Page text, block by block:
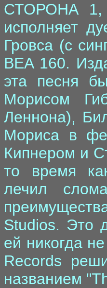
СТОРОНА 1,
исполняет
Гровса (с
BEA 160.
эта песня
Морисом
Леннона),
Мориса в
Кипнером и
то время
лечил
Studios. Это
ей никогда
Records
названием